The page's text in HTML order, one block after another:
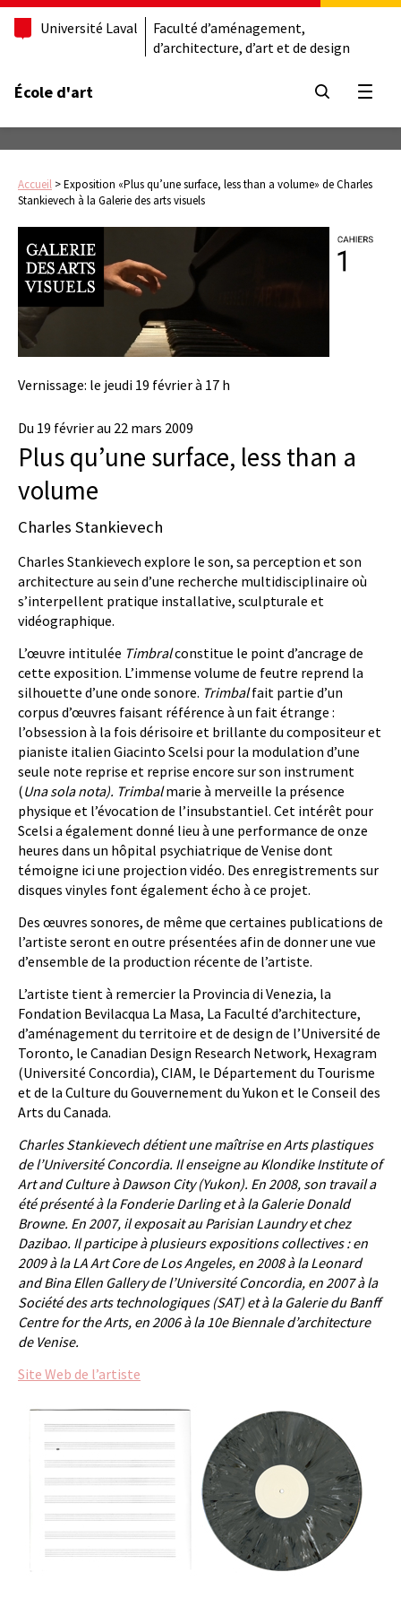
Université Laval
Faculté d’aménagement,
d’architecture, d’art et de design
École d'art
Accueil >Exposition «Plus qu’une surface, less than a volume» de Charles
Stankievech à la Galerie des arts visuels
Vernissage: le jeudi 19 février à 17 h
Du 19 février au 22 mars 2009
Plus qu’une surface, less than a
volume
Charles Stankievech
Charles Stankievech explore le son, sa perception et son
architecture au sein d’une recherche multidisciplinaire où
s’interpellent pratique installative, sculpturale et
vidéographique.
L’œuvre intitulée Timbralconstitue le point d’ancrage de
cette exposition. L’immense volume de feutre reprend la
silhouette d’une onde sonore. Trimbalfait partie d’un
corpus d’œuvres faisant référence à un fait étrange :
l’obsession à la fois dérisoire et brillante du compositeur et
pianiste italien Giacinto Scelsi pour la modulation d’une
seule note reprise et reprise encore sur son instrument
(Una sola nota). Trimbalmarie à merveille la présence
physique et l’évocation de l’insubstantiel. Cet intérêt pour
Scelsi a également donné lieu à une performance de onze
heures dans un hôpital psychiatrique de Venise dont
témoigne ici une projection vidéo. Des enregistrements sur
disques vinyles font également écho à ce projet.
Des œuvres sonores, de même que certaines publications de
l’artiste seront en outre présentées afin de donner une vue
d’ensemble de la production récente de l’artiste.
L’artiste tient à remercier la Provincia di Venezia, la
Fondation Bevilacqua La Masa, La Faculté d’architecture,
d’aménagement du territoire et de design de l’Université de
Toronto, le Canadian Design Research Network, Hexagram
(Université Concordia), CIAM, le Département du Tourisme
et de la Culture du Gouvernement du Yukon et le Conseil des
Arts du Canada.
Charles Stankievech détient une maîtrise en Arts plastiques
de l’Université Concordia. Il enseigne au Klondike Institute of
Art and Culture à Dawson City (Yukon). En 2008, son travail a
été présenté à la Fonderie Darling et à la Galerie Donald
Browne. En 2007, il exposait au Parisian Laundry et chez
Dazibao. Il participe à plusieurs expositions collectives : en
2009 à la LA Art Core de Los Angeles, en 2008 à la Leonard
and Bina Ellen Gallery de l’Université Concordia, en 2007 à la
Société des arts technologiques (SAT) et à la Galerie du Banff
Centre for the Arts, en 2006 à la 10e Biennale d’architecture
de Venise.
Site Web de l’artiste